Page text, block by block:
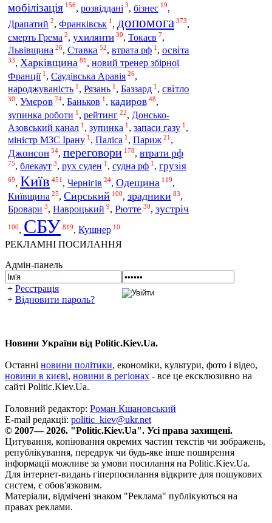
мобілізація 156, розвіддані 3, бізнес 19,
Драпатий 2, Франківськ 1 , допомога 373,
смерть Грема 2, ухилянти 30, Токаєв 7,
Львівщина 26, Ставка 52, втрата рф 1 , освіта
33, Харківщина 81 , новий тренер збірної
Франції 1 , Саудівська Аравія 26,
народжуваність 1 , Рязань 1 , Баззард 1 , світло
30, Умєров 74, Баньков 1 , кадиров 48,
зупинка роботи 1 , рейтинг 22, Донсько-
Азовський канал 1 , зупинка 1 , запаси газу 1 ,
міністр МЗС Ірану 1 , Паліса 1 , Париж 21 ,
Джонсон 54, переговори 178, втрати рф
75, блекаут 3, рух суден 1, судна рф 1, грузія
69, Київ 451, Чернігів 24, Одещина 119,
Київщина 25, Сирський 100, зрадники 83,
Бровари 3, Навроцький 9, Рютте 30, зустріч
100, СБУ 819, Кушнер 10
РЕКЛАМНІ ПОСИЛАННЯ
Адмін-панель
+ Реєстрація
+ Відновити пароль?
Новини України від Politic.Kiev.Ua.
Останні новини політики, економіки, культури, фото і відео,
новини в києві, новини в регіонах - все це ексклюзивно на
сайті Politic.Kiev.Ua.
Головний редактор: Роман Кшановський
E-mail редакції: politic_kiev@ukr.net
© 2007— 2026. "Politic.Kiev.Ua". Усі права захищені.
Цитування, копіювання окремих частин текстів чи зображень,
републікування, передрук чи будь-яке інше поширення
інформації можливе за умови посилання на Politic.Kiev.Ua.
Для інтернет-видань гіперпосилання відкрите для пошукових
систем, є обов'язковим.
Матеріали, відмічені знаком "Реклама" публікуються на
правах реклами.